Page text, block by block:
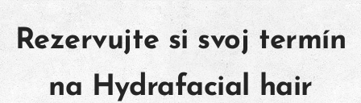
Rezervujte si svoj termín
na Hydrafacial hair